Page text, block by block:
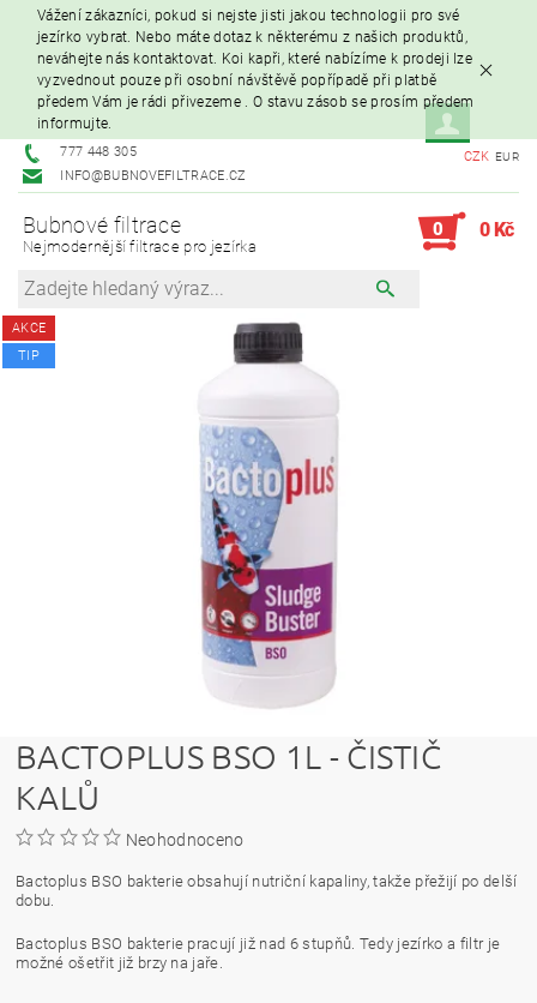
Vážení zákazníci, pokud si nejste jisti jakou technologii pro své
jezírko vybrat. Nebo máte dotaz k některému z našich produktů,
neváhejte nás kontaktovat. Koi kapři, které nabízíme k prodeji lze
vyzvednout pouze při osobní návštěvě popřípadě při platbě
předem Vám je rádi přivezeme . O stavu zásob se prosím předem
informujte.
777 448 305
INFO@BUBNOVEFILTRACE.CZ
CZK EUR
Bubnové filtrace
Nejmodernější filtrace pro jezírka
0 0 Kč
AKCE
TIP
BACTOPLUS BSO 1L - ČISTIČ
KALŮ
Neohodnoceno
Bactoplus BSO bakterie obsahují nutriční kapaliny, takže přežijí po delší
dobu.
Bactoplus BSO bakterie pracují již nad 6 stupňů. Tedy jezírko a filtr je
možné ošetřit již brzy na jaře.